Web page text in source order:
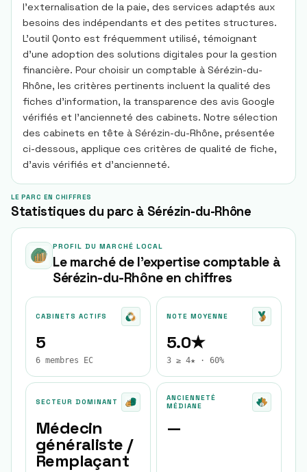
l’externalisation de la paie, des services adaptés aux
besoins des indépendants et des petites structures.
L’outil Qonto est fréquemment utilisé, témoignant
d’une adoption des solutions digitales pour la gestion
financière. Pour choisir un comptable à Sérézin-du-
Rhône, les critères pertinents incluent la qualité des
fiches d’information, la transparence des avis Google
vérifiés et l’ancienneté des cabinets. Notre sélection
des cabinets en tête à Sérézin-du-Rhône, présentée
ci-dessous, applique ces critères de qualité de fiche,
d’avis vérifiés et d’ancienneté.
LE PARC EN CHIFFRES
Statistiques du parc à Sérézin-du-Rhône
PROFIL DU MARCHÉ LOCAL
Le marché de l'expertise comptable à
Sérézin-du-Rhôneen chiffres
CABINETS ACTIFS
5
6 membres EC
NOTE MOYENNE
5.0★
3 ≥ 4★ · 60%
SECTEUR DOMINANT
Médecin
généraliste /
Remplaçant
ANCIENNETÉ
MÉDIANE
—